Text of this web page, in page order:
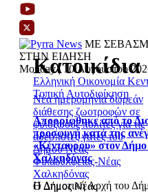
ΜΕ
ΣΤΗΝ ΕΙΔΗΣΗ
Monday | 10 Αυγούστου
Ελληνική Οικονομία
Τοπική Αυτοδιοίκηση
Απορρίφθηκε από το
προσφυγή κατά της
«Κένταυρου» στον
Χαλκηδόνας
Η Δημοτική Αρχή του
Κατοικίδια
Νέα ημερομηνία δωρεάν
διάθεσης ζωοτροφών σε
φιλόζωους πολίτες για τις
αδέσποτες γάτες του
Δήμου Νέας
Φιλαδέλφειας-Νέας
Χαλκηδόνας
Ο Δήμος Νέας